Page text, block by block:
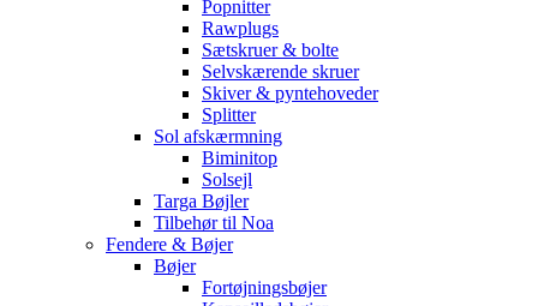
Popnitter
Rawplugs
Sætskruer & bolte
Selvskærende skruer
Skiver & pyntehoveder
Splitter
Sol afskærmning
Biminitop
Solsejl
Targa Bøjler
Tilbehør til Noa
Fendere & Bøjer
Bøjer
Fortøjningsbøjer